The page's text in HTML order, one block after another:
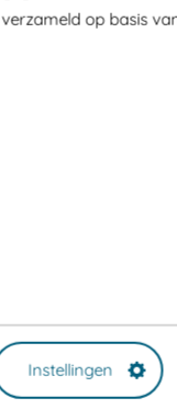
verzameld op basis
Instellingen